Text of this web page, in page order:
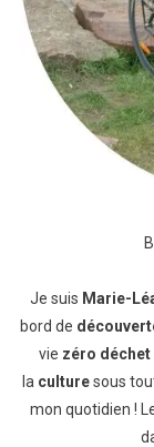
Je suis Marie-
bord de
vie zéro déchet
la culturesous
mon quotidien !